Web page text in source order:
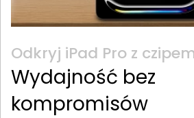
Odkryj iPad Pro z
Wydajność bez
kompromisów